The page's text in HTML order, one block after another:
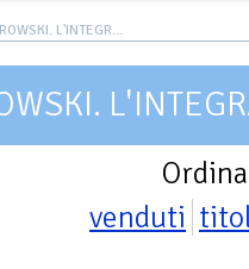
L'INTEGR...
venduti